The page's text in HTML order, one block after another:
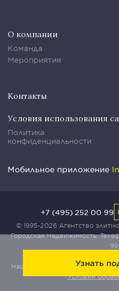
Узнать
О компании
Команда
Мероприятия
Контакты
Условия использования
Политика
конфиденциальности
Мобильное приложение
© 1995-2026 Агентство
Городская Недвижимость.
99
Наш сайт защищен с помощью
Условия
+7 (495) 252 00 99